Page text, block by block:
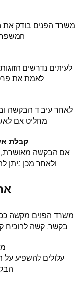
משרד הפנים בודק את
לעיתים נדרשים
לאמת את
לאחר עיבוד הבקשה
מחליט אם
קבלת
אם הבקשה מאושרת,
ולאחר מכן
משרד הפנים מקשה
בקשר. קשה להוכיח
עלולים להשפיע על